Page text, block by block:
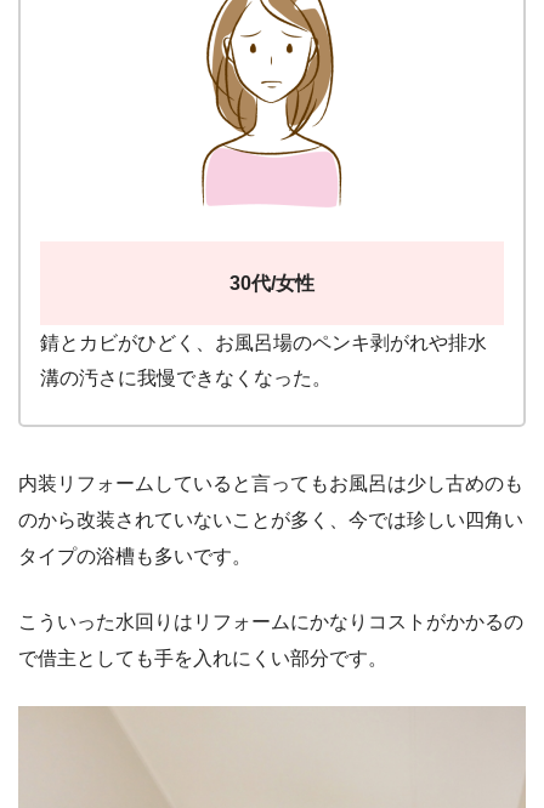
30代/女性
錆とカビがひどく、お風呂場のペンキ剥がれや排水
溝の汚さに我慢できなくなった。
内装リフォームしていると言ってもお風呂は少し古めのも
のから改装されていないことが多く、今では珍しい四角い
タイプの浴槽も多いです。
こういった水回りはリフォームにかなりコストがかかるの
で借主としても手を入れにくい部分です。